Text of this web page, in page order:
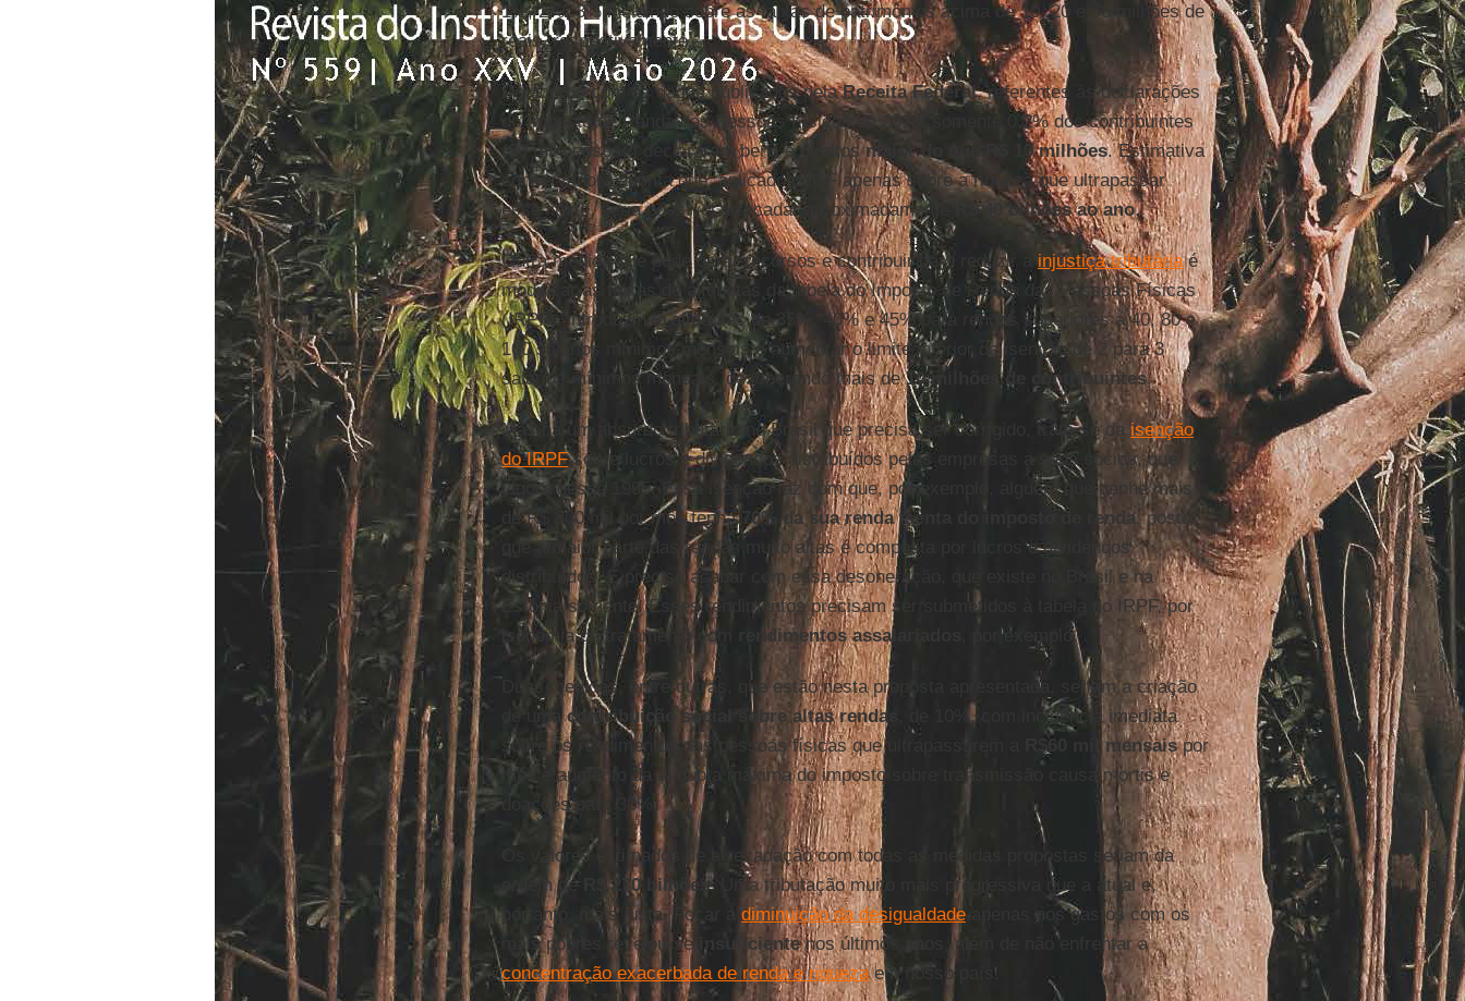
1%, 2%, 3% incidindo sobre as faixas de patrimônios acima de 10, 20 e 50 milhões de
reais, respectivamente.
De acordo com os dados publicados pelaReceita Federal, referentes às declarações
do Imposto de Renda das Pessoas Físicas de 2018, somente 0,2% dos contribuintes
(60 mil pessoas) declararam bens e direitosmaior do que R$ 10 milhões. Estimativa
conservadora aponta que, aplicado o IGF apenas sobre a riqueza que ultrapassar
esse limite, seria possível arrecadar aproximadamente
R$ 40 bilhões ao ano.
Outra medida que pode gerar recursos e contribuir para reduzir a injustiça tributáriaé
modificar as faixas de alíquotas da tabela do Imposto de Renda das Pessoas Físicas
(IRPF), introduzindo alíquotas de 35%, 40% e 45% para rendas superiores a 40, 80 e
100 salários mínimos mensais e aumentar o limite inferior de isenção de 2 para 3
salários mínimos mensais, desonerando mais de10 milhões de contribuintes.
Mas há um absurdo tributário no Brasil que precisa ser corrigido, trata-se da isenção
do IRPFsobre lucros e dividendos distribuídos pelas empresas a seus sócios, que
vigora desde 1995. Essa isenção faz com que, por exemplo, alguém que ganhe mais
de R$ 300 mil por mês tenha70% da sua renda isenta do imposto de renda, posto
que a maior parte das rendas muito altas é composta por lucros e dividendos
distribuídos. É preciso acabar com essa desoneração, que existe no Brasil e na
Estônia somente. Esses rendimentos precisam ser submetidos à tabela do IRPF, por
isonomia de tratamento com
rendimentos assalariados , por exemplo.
Duas medidas, entre outras, que estão nesta proposta apresentada, seriam a criação
de umacontribuição social sobre altas rendas
, de 10%, com incidência imediata
sobre os rendimentos das pessoas físicas que ultrapassarem a
R$60 mil mensaispor
mês e aumento da alíquota máxima do imposto sobre transmissão causa mortis e
doações para 30%.
Os valores estimados de arrecadação com todas as medidas propostas seriam da
ordem de
R$ 270 bilhões. Uma tributação muito mais progressiva que a atual e,
portanto, mais justa. Focar a diminuição da desigualdadeapenas nos gastos com os
mais pobres revelou-se insuficientenos últimos anos, além de não enfrentar a
concentração exacerbada de renda e riquezaem nosso país.